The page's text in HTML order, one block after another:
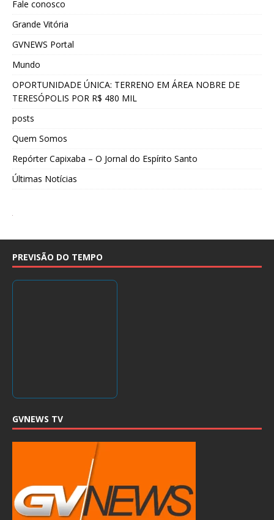
Fale conosco
Grande Vitória
GVNEWS Portal
Mundo
OPORTUNIDADE ÚNICA: TERRENO EM ÁREA NOBRE DE
TERESÓPOLIS POR R$ 480 MIL
posts
Quem Somos
Repórter Capixaba – O Jornal do Espírito Santo
Últimas Notícias
PREVISÃO DO TEMPO
GVNEWS TV